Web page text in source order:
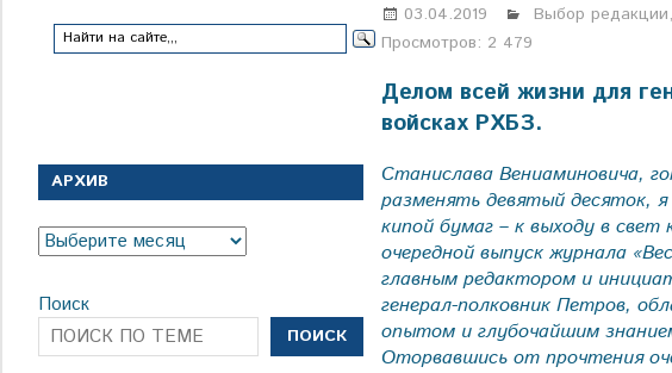
1924
года
03.04.2019 Анастасия
Выбор редакции,
Просмотров: 2 479
Делом всей жизни для
войсках РХБЗ.
Станислава Вениаминовича,
разменять девятый десяток,
кипой бумаг – к выходу в свет
очередной выпуск журнала
главным редактором и
генерал-полковник Петров,
опытом и глубочайшим
Оторвавшись от прочтения
АРХИВ
Архив
Поиск
ПОИСК